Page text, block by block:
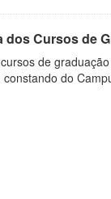
dos Cursos de
de
do